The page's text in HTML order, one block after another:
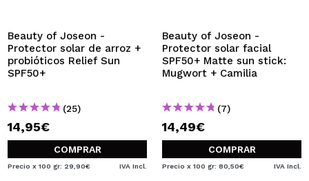
pedidos y consultar tus operaciones anteriores.
CREAR CUENTA
Beauty of Joseon -
Protector solar de arroz +
probióticos Relief Sun
SPF50+
(25)
14,95€
COMPRAR
Precio x 100 gr: 29,90€ IVA Incl.
Beauty of Joseon -
Protector solar facial
SPF50+ Matte sun stick:
Mugwort + Camilia
(7)
14,49€
COMPRAR
Precio x 100 gr: 80,50€ IVA Incl.